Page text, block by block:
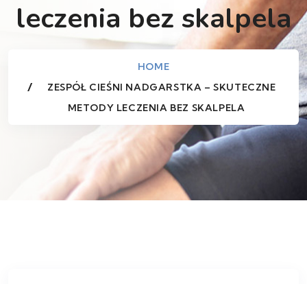
leczenia bez skalpela
HOME
ZESPÓŁ CIEŚNI NADGARSTKA – SKUTECZNE
METODY LECZENIA BEZ SKALPELA